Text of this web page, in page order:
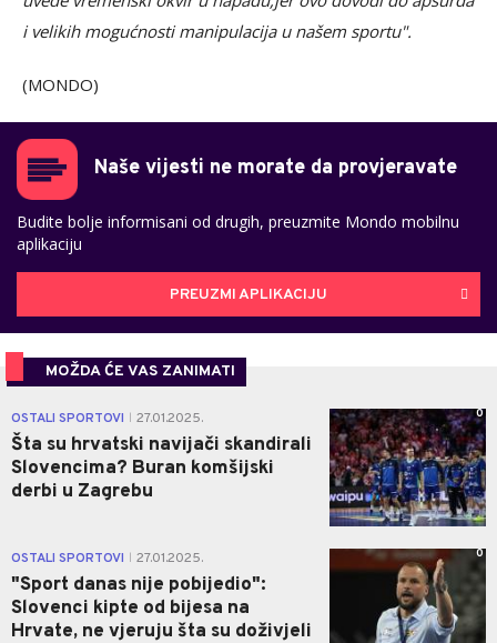
i velikih mogućnosti manipulacija u našem sportu".
(MONDO)
Naše vijesti ne morate da provjeravate
Budite bolje informisani od drugih, preuzmite Mondo mobilnu
aplikaciju
PREUZMI APLIKACIJU
MOŽDA ĆE VAS ZANIMATI
OSTALI SPORTOVI 27.01.2025.
Šta su hrvatski navijači skandirali
Slovencima? Buran komšijski
derbi u Zagrebu
0
OSTALI SPORTOVI 27.01.2025.
"Sport danas nije pobijedio":
Slovenci kipte od bijesa na
Hrvate, ne vjeruju šta su doživjeli
0